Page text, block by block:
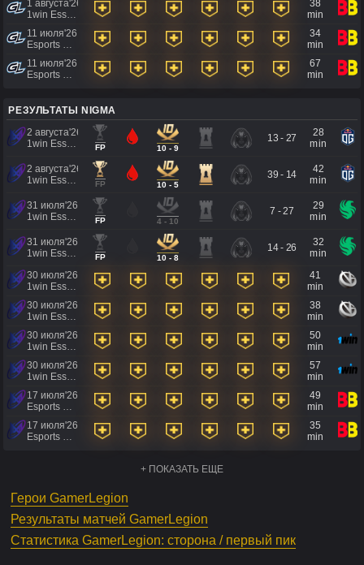
1 августа'26
1win Essence II
38
min
11 июля'26
Esports World Cup 2026
34
min
11 июля'26
Esports World Cup 2026
67
min
РЕЗУЛЬТАТЫ NIGMA
2 августа'26
1win Essence II
FP 10 - 9
13 - 27
28
min
2 августа'26
1win Essence II
FP 10 - 5
39 - 14
42
min
31 июля'26
1win Essence II
FP 4 - 10
7 - 27
29
min
31 июля'26
1win Essence II
FP 10 - 8
14 - 26
32
min
30 июля'26
1win Essence II
41
min
30 июля'26
1win Essence II
38
min
30 июля'26
1win Essence II
50
min
30 июля'26
1win Essence II
57
min
17 июля'26
Esports World Cup 2026
49
min
17 июля'26
Esports World Cup 2026
35
min
+ ПОКАЗАТЬ ЕЩЕ
Герои GamerLegion
Результаты матчей GamerLegion
Статистика GamerLegion: сторона / первый пик